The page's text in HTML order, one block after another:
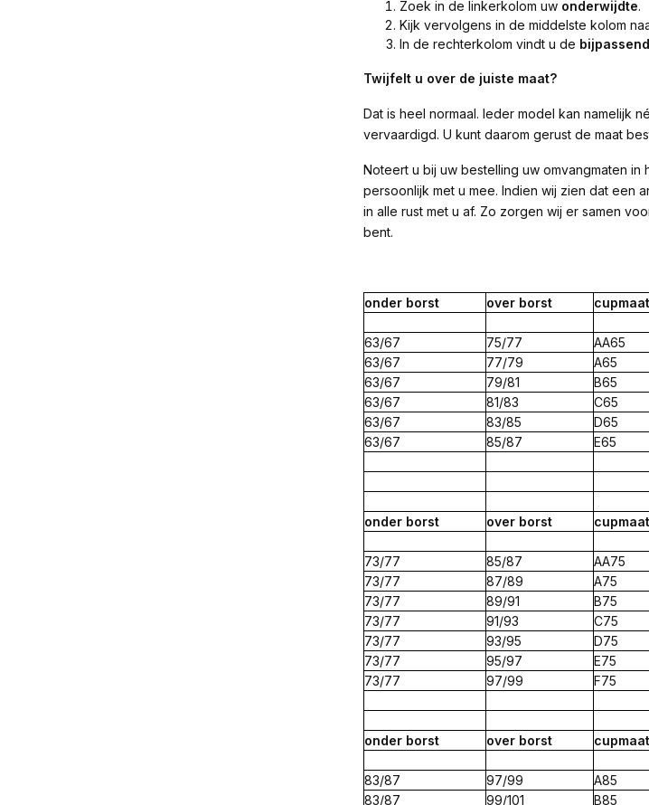
Zoek in de linkerkolom uw onderwijdte.
Kijk vervolgens in de middelste kolom
In de rechterkolom vindt u de
Twijfelt u over de juiste maat?
Dat is heel normaal. Ieder model kan namelijk
vervaardigd. U kunt daarom gerust de maat
Noteert u bij uw bestelling uw omvangmaten in
persoonlijk met u mee. Indien wij zien dat een
in alle rust met u af. Zo zorgen wij er samen
bent.
onder borst over borst cupmaat
63/67 75/77 AA65
63/67
77/79 A65
63/67
79/81 B65
63/67
81/83 C65
63/67
83/85 D65
63/67
85/87 E65
onder borst over borst cupmaat
73/77 85/87 AA75
73/77
87/89 A75
73/77
89/91 B75
73/77
91/93 C75
73/77
93/95 D75
73/77
95/97 E75
73/77
97/99 F75
onder borst over borst cupmaat
83/87 97/99 A85
83/87
99/101 B85